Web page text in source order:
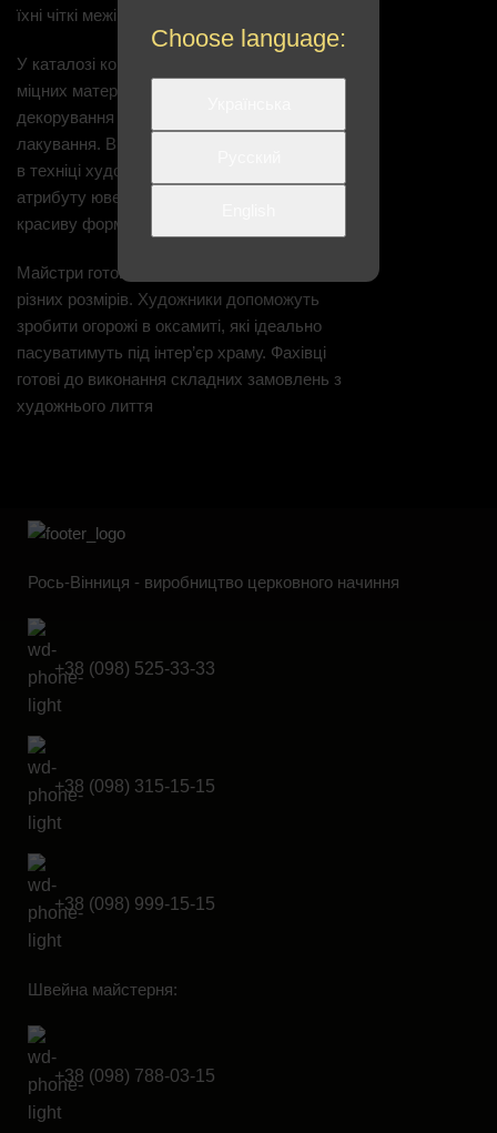
їхні чіткі межі.
У каталозі компанії представлені вироби з
міцних матеріалів латуні, міді. Для
декорування застосовується золочення і
лакування. Виконується церковне начиння
в техніці художнього лиття. Це надає
атрибуту ювелірного вигляду, який має
красиву форму з детальним малюнком.
Майстри готові виконати решітки за ескізом
різних розмірів. Художники допоможуть
зробити огорожі в оксамиті, які ідеально
пасуватимуть під інтер’єр храму. Фахівці
готові до виконання складних замовлень з
художнього лиття
Рось-Вінниця - виробництво церковного начиння
+38 (098) 525-33-33
+38 (098) 315-15-15
+38 (098) 999-15-15
Швейна майстерня:
+38 (098) 788-03-15
Choose language: